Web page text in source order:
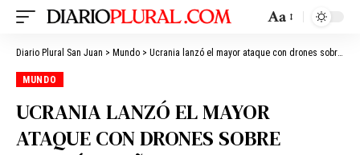
Aa
Diario Plural San Juan > Mundo > Ucrania lanzó el mayor ataque con drones sobre Moscú en años: incendios, heridos y aeropuertos evacuados
MUNDO
UCRANIA LANZÓ EL MAYOR
ATAQUE CON DRONES SOBRE